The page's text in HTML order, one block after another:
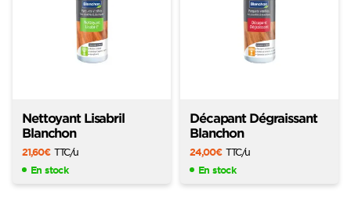
Nettoyant Lisabril
Blanchon
21,60€ TTC/u
En stock
Décapant Dégraissant
Blanchon
24,00€ TTC/u
En stock